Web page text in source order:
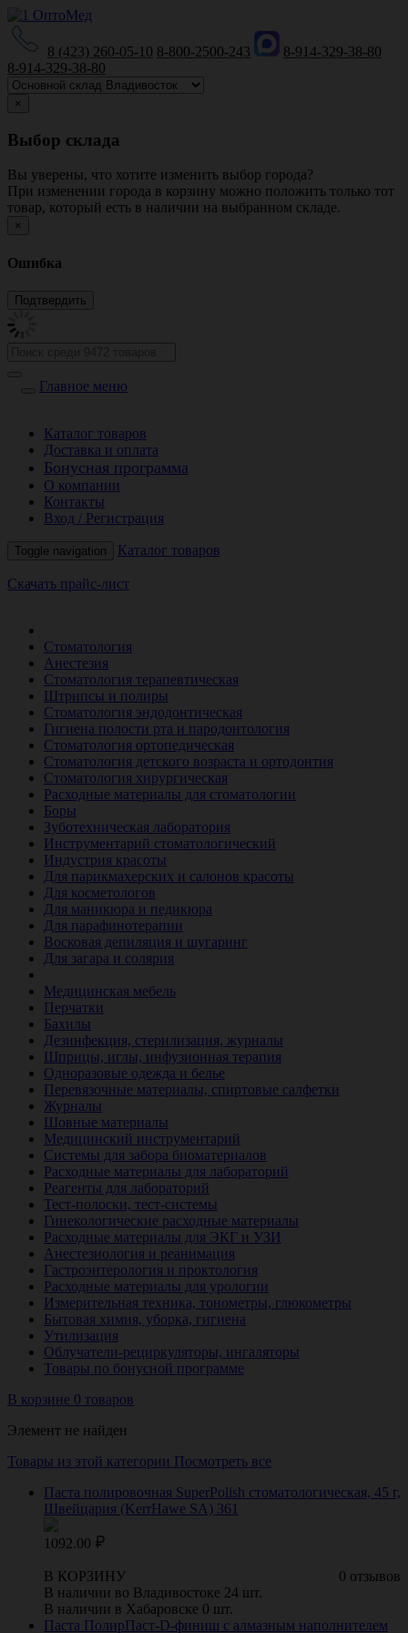
8 (423) 260-05-10 8-800-2500-243
8-914-329-38-80
8-914-329-38-80
×
Выбор склада
Вы уверены, что хотите изменить выбор города?
При изменении города в корзину можно положить только тот
товар, который есть в наличии на выбранном складе.
×
Ошибка
Главное меню
Каталог товаров
Доставка и оплата
Бонусная программа
О компании
Контакты
Вход / Регистрация
Toggle navigation Каталог товаров
Скачать прайс-лист
Стоматология
Анестезия
Стоматология терапевтическая
Штрипсы и полиры
Стоматология эндодонтическая
Гигиена полости рта и пародонтология
Стоматология ортопедическая
Стоматология детского возраста и ортодонтия
Стоматология хирургическая
Расходные материалы для стоматологии
Боры
Зуботехническая лаборатория
Инструментарий стоматологический
Индустрия красоты
Для парикмахерских и салонов красоты
Для косметологов
Для маникюра и педикюра
Для парафинотерапии
Восковая депиляция и шугаринг
Для загара и солярия
Медицинская мебель
Перчатки
Бахилы
Дезинфекция, стерилизация, журналы
Шприцы, иглы, инфузионная терапия
Одноразовые одежда и белье
Перевязочные материалы, спиртовые салфетки
Журналы
Шовные материалы
Медицинский инструментарий
Системы для забора биоматериалов
Расходные материалы для лабораторий
Реагенты для лабораторий
Тест-полоски, тест-системы
Гинекологические расходные материалы
Расходные материалы для ЭКГ и УЗИ
Анестезиология и реанимация
Гастроэнтерология и проктология
Расходные материалы для урологии
Измерительная техника, тонометры, глюкометры
Бытовая химия, уборка, гигиена
Утилизация
Облучатели-рециркуляторы, ингаляторы
Товары по бонусной программе
В корзине 0 товаров
Элемент не найден
Товары из этой категории Посмотреть все
Паста полировочная SuperPolish стоматологическая, 45 г,
Швейцария (KerrHawe SA) 361
1092.00
0 отзывов
В КОРЗИНУ
В наличии во Владивостоке 24 шт.
В наличии в Хабаровске 0 шт.
Паста ПолирПаст-D-финиш с алмазным наполнителем